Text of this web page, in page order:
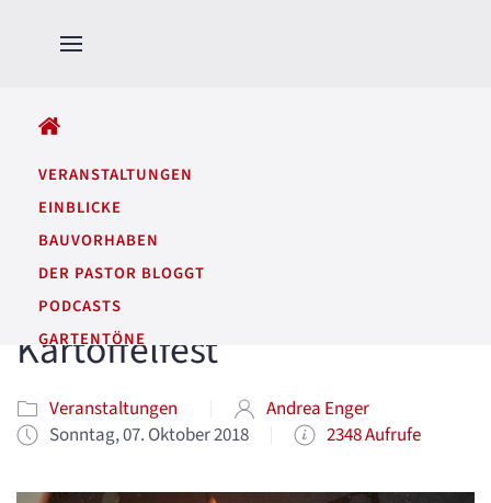
VERANSTALTUNGEN
EINBLICKE
BAUVORHABEN
DER PASTOR BLOGGT
PODCASTS
GARTENTÖNE
Kartoffelfest
Veranstaltungen
Andrea Enger
Sonntag, 07. Oktober 2018
2348 Aufrufe